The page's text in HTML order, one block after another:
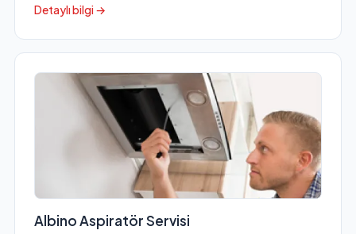
Detaylı bilgi →
Albino Aspiratör Servisi